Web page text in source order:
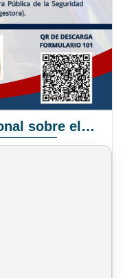
Pronunciamiento Institucional sobre el Proyecto de Ley N° 068/2025-2026 C.S.